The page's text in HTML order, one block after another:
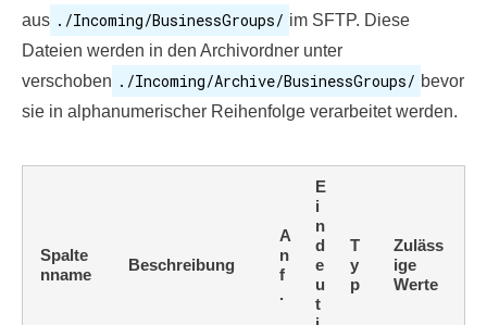
aus ./Incoming/BusinessGroups/ im SFTP. Diese
Dateien werden in den Archivordner unter
verschoben ./Incoming/Archive/BusinessGroups/ bevor
sie in alphanumerischer Reihenfolge verarbeitet werden.
Spalte
nname
Beschreibung
A
n
f
.
E
i
n
d
e
u
t
T
y
p
Zuläss
ige
Werte